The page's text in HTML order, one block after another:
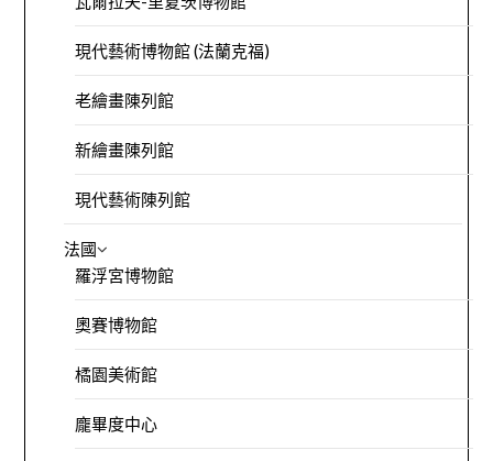
現代藝術博物館 (法蘭克福)
老繪畫陳列館
新繪畫陳列館
現代藝術陳列館
法國
羅浮宮博物館
奧賽博物館
橘園美術館
龐畢度中心